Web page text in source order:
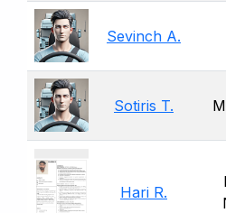
Sevinch A.
Sotiris T.
Hari R.